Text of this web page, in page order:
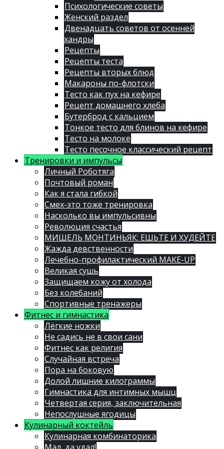
Психологические советы
Женский раздел
Двенадцать советов от осенней
хандры
Рецепты
Рецепты теста
Рецепты вторых блюд
Макароны по-флотски
Тесто как пух на кефире
Рецепт домашнего хлеба
Бутерброд с кальцием
Тонкое тесто для блинов на кефире
Тесто на молоке
Тесто песочное классический рецепт
Тренировки и импульсы
Личный Роботяга
Почтовый роман
Как я стала гибкой
Смех-это тоже тренировка
Насколько вы импульсивны
Революция счастья
МИШЕЛЬ МОНТИНЬЯК: ЕШЬТЕ И ХУДЕЙТЕ
Жажда девственности
Лечебно-профилактический MAKE-UP
Великая сушь
Защищаем кожу от холода
Без колебаний
Спортивные тренажеры
Фитнес и гимнастика
Лёгкие ножки
Не садись не в свои сани
Фитнес как религия
Случайная встреча
Пора на боковую
Долой лишние килограммы
Гимнастика для интимных мышц
Четвертая серия, заключительная
Непослушные ягодицы
Кулинарный коктейль
Кулинарная комбинаторика